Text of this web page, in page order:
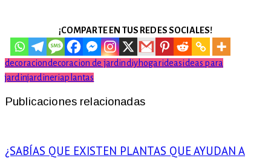
¡COMPARTE EN TUS REDES SOCIALES!
decoraciondecoracion de jardindiyhogarideasideas para
jardinjardineriaplantas
Publicaciones relacionadas
¿SABÍAS QUE EXISTEN PLANTAS QUE AYUDAN A